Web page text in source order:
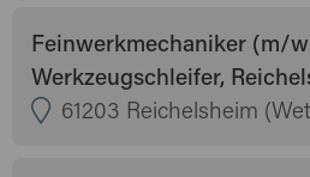
Feinwerkmechaniker (m/
Werkzeugschleifer,
61203 Reichelsheim